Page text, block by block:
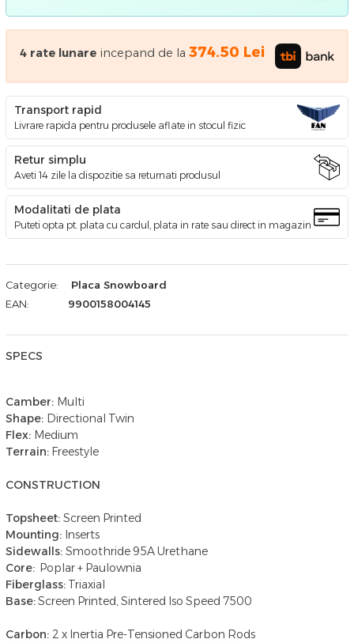
4 rate lunare incepand de la 374.50 Lei
Transport rapid
Livrare rapida pentru produsele aflate in stocul fizic
Retur simplu
Aveti 14 zile la dispozitie sa returnati produsul
Modalitati de plata
Puteti opta pt. plata cu cardul, plata in rate sau direct in magazin
Categorie:
Placa Snowboard
EAN:
9900158004145
SPECS
Camber: Multi
Shape: Directional Twin
Flex: Medium
Terrain: Freestyle
CONSTRUCTION
Topsheet: Screen Printed
Mounting: Inserts
Sidewalls: Smoothride 95A Urethane
Core: Poplar + Paulownia
Fiberglass: Triaxial
Base:Screen Printed, Sintered Iso Speed 7500
Carbon: 2 x Inertia Pre-Tensioned Carbon Rods